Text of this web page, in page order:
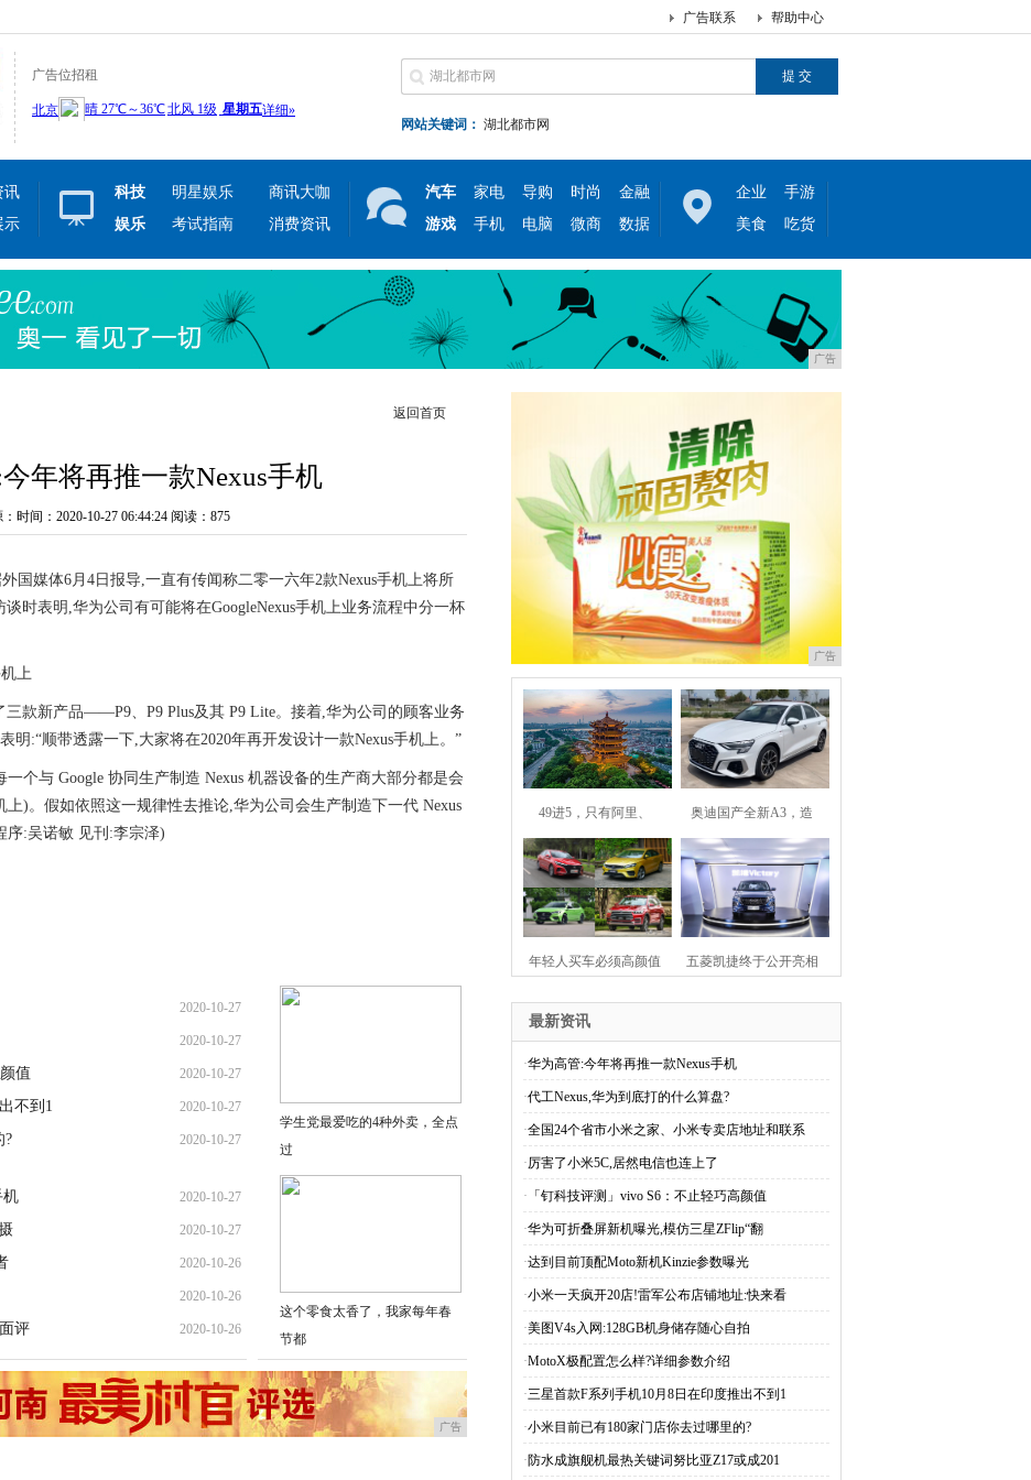
帮助中心
广告联系
广告位招租
网站关键词： 湖北都市网
讯
示
科技 明星娱乐
商讯大咖
娱乐
考试指南 消费资讯
汽车 家电 导购 时尚
金融
游戏
手机 电脑 微商 数据
企业
手游
美食
吃货
广告
返回首页
年将再推一款Nexus手机
时间：2020-10-27 06:44:24 阅读：875
国媒体6月4日报导,一直有传闻称二零一六年2款Nexus手机上将所
时表明,华为公司有可能将在GoogleNexus手机上业务流程中分一杯
款新产品——P9、P9 Plus及其 P9 Lite。接着,华为公司的顾客业务
明:“顺带透露一下,大家将在2020年再开发设计一款Nexus手机上。”
个与 Google 协同生产制造 Nexus 机器设备的生产商大部分都是会
)。假如依照这一规律性去推论,华为公司会生产制造下一代 Nexus
序:吴诺敏 见刊:李宗泽)
2020-10-27
2020-10-27
值 2020-10-27
不到1 2020-10-27
? 2020-10-27
机 2020-10-27
2020-10-27
2020-10-26
2020-10-26
评 2020-10-26
学生党最爱吃的4种外卖，全点
过
这个零食太香了，我家每年春
节都
广告
广告
49进5，只有阿里、 奥迪国产全新A3，造
年轻人买车必须高颜值 五菱凯捷终于公开亮相
最新资讯
·华为高管:今年将再推一款Nexus手机
·代工Nexus,华为到底打的什么算盘?
·全国24个省市小米之家、小米专卖店地址和联系
·厉害了小米5C,居然电信也连上了
· 「钉科技评测」vivo S6：不止轻巧高颜值
·华为可折叠屏新机曝光,模仿三星ZFlip“翻
·达到目前顶配Moto新机Kinzie参数曝光
·小米一天疯开20店!雷军公布店铺地址:快来看
·美图V4s入网:128GB机身储存随心自拍
·MotoX极配置怎么样?详细参数介绍
·三星首款F系列手机10月8日在印度推出不到1
·小米目前已有180家门店你去过哪里的?
·防水成旗舰机最热关键词努比亚Z17或成201